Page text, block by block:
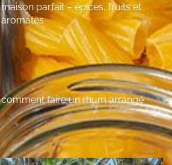
maison parfait – épices, fruits et
aromates
comment faire un rhum arrangé